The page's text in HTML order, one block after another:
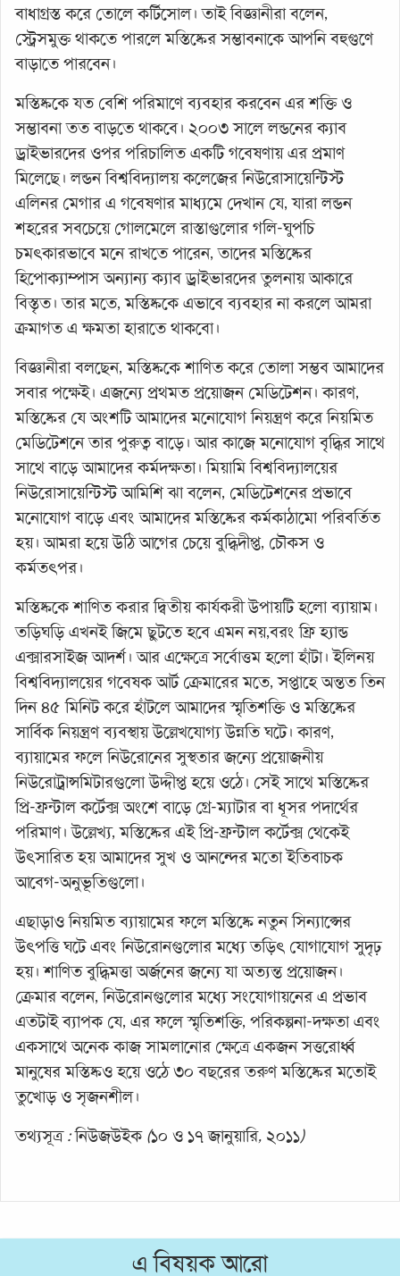
বাধাগ্রস্ত করে তোলে কর্টিসোল। তাই বিজ্ঞানীরা বলেন,
স্ট্রেসমুক্ত থাকতে পারলে মস্তিষ্কের সম্ভাবনাকে আপনি বহুগুণে
বাড়াতে পারবেন।
মস্তিষ্ককে যত বেশি পরিমাণে ব্যবহার করবেন এর শক্তি ও
সম্ভাবনা তত বাড়তে থাকবে। ২০০৩ সালে লন্ডনের ক্যাব
ড্রাইভারদের ওপর পরিচালিত একটি গবেষণায় এর প্রমাণ
মিলেছে। লন্ডন বিশ্ববিদ্যালয় কলেজের নিউরোসায়েন্টিস্ট
এলিনর মেগার এ গবেষণার মাধ্যমে দেখান যে, যারা লন্ডন
শহরের সবচেয়ে গোলমেলে রাস্তাগুলোর গলি-ঘুপচি
চমৎকারভাবে মনে রাখতে পারেন, তাদের মস্তিষ্কের
হিপোক্যাম্পাস অন্যান্য ক্যাব ড্রাইভারদের তুলনায় আকারে
বিস্তৃত। তার মতে, মস্তিষ্ককে এভাবে ব্যবহার না করলে আমরা
ক্রমাগত এ ক্ষমতা হারাতে থাকবো।
বিজ্ঞানীরা বলছেন, মস্তিষ্ককে শাণিত করে তোলা সম্ভব আমাদের
সবার পক্ষেই। এজন্যে প্রথমত প্রয়োজন মেডিটেশন। কারণ,
মস্তিষ্কের যে অংশটি আমাদের মনোযোগ নিয়ন্ত্রণ করে নিয়মিত
মেডিটেশনে তার পুরুত্ব বাড়ে। আর কাজে মনোযোগ বৃদ্ধির সাথে
সাথে বাড়ে আমাদের কর্মদক্ষতা। মিয়ামি বিশ্ববিদ্যালয়ের
নিউরোসায়েন্টিস্ট আমিশি ঝা বলেন, মেডিটেশনের প্রভাবে
মনোযোগ বাড়ে এবং আমাদের মস্তিষ্কের কর্মকাঠামো পরিবর্তিত
হয়। আমরা হয়ে উঠি আগের চেয়ে বুদ্ধিদীপ্ত, চৌকস ও
কর্মতৎপর।
মস্তিষ্ককে শাণিত করার দ্বিতীয় কার্যকরী উপায়টি হলো ব্যায়াম।
তড়িঘড়ি এখনই জিমে ছুটতে হবে এমন নয়,বরং ফ্রি হ্যান্ড
এক্সারসাইজ আদর্শ। আর এক্ষেত্রে সর্বোত্তম হলো হাঁটা। ইলিনয়
বিশ্ববিদ্যালয়ের গবেষক আর্ট ক্রেমারের মতে, সপ্তাহে অন্তত তিন
দিন ৪৫ মিনিট করে হাঁটলে আমাদের স্মৃতিশক্তি ও মস্তিষ্কের
সার্বিক নিয়ন্ত্রণ ব্যবস্থায় উল্লেখযোগ্য উন্নতি ঘটে। কারণ,
ব্যায়ামের ফলে নিউরোনের সুস্থতার জন্যে প্রয়োজনীয়
নিউরোট্রান্সমিটারগুলো উদ্দীপ্ত হয়ে ওঠে। সেই সাথে মস্তিষ্কের
প্রি-ফ্রন্টাল কর্টেক্স অংশে বাড়ে গ্রে-ম্যাটার বা ধূসর পদার্থের
পরিমাণ। উল্লেখ্য, মস্তিষ্কের এই প্রি-ফ্রন্টাল কর্টেক্স থেকেই
উৎসারিত হয় আমাদের সুখ ও আনন্দের মতো ইতিবাচক
আবেগ-অনুভূতিগুলো।
এছাড়াও নিয়মিত ব্যায়ামের ফলে মস্তিষ্কে নতুন সিন্যাপ্সের
উৎপত্তি ঘটে এবং নিউরোনগুলোর মধ্যে তড়িৎ যোগাযোগ সুদৃঢ়
হয়। শাণিত বুদ্ধিমত্তা অর্জনের জন্যে যা অত্যন্ত প্রয়োজন।
ক্রেমার বলেন, নিউরোনগুলোর মধ্যে সংযোগায়নের এ প্রভাব
এতটাই ব্যাপক যে, এর ফলে স্মৃতিশক্তি, পরিকল্পনা-দক্ষতা এবং
একসাথে অনেক কাজ সামলানোর ক্ষেত্রে একজন সত্তরোর্ধ্ব
মানুষের মস্তিষ্কও হয়ে ওঠে ৩০ বছরের তরুণ মস্তিষ্কের মতোই
তুখোড় ও সৃজনশীল।
তথ্যসূত্র :নিউজউইক (১০ ও ১৭ জানুয়ারি, ২০১১)
এ বিষয়ক আরো